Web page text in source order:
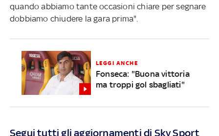
quando abbiamo tante occasioni chiare per segnare
dobbiamo chiudere la gara prima".
LEGGI ANCHE
Fonseca: "Buona vittoria
ma troppi gol sbagliati"
Segui tutti gli aggiornamenti di Sky Sport